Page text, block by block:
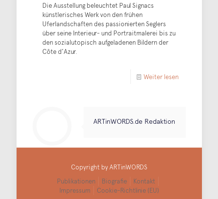
Die Ausstellung beleuchtet Paul Signacs
künstlerisches Werk von den frühen
Uferlandschaften des passionierten Seglers
über seine Interieur- und Portraitmalerei bis zu
den sozialutopisch aufgeladenen Bildern der
Côte d’Azur.
Weiter lesen
ARTinWORDS.de Redaktion
Copyright by ARTinWORDS
Publikationen
Biografie
Kontakt
Impressum
Cookie-Richtlinie (EU)